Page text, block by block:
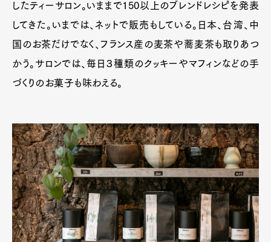
したティーサロン。いままで150以上のブレンドレシピを発表
してきた。いまでは、ネットで販売もしている。日本、台湾、中
国のお茶だけでなく、フランス産の麦茶や蕎麦茶も取りあつ
かう。サロンでは、毎日３種類のクッキーやマフィンなどの手
づくりのお菓子も味わえる。